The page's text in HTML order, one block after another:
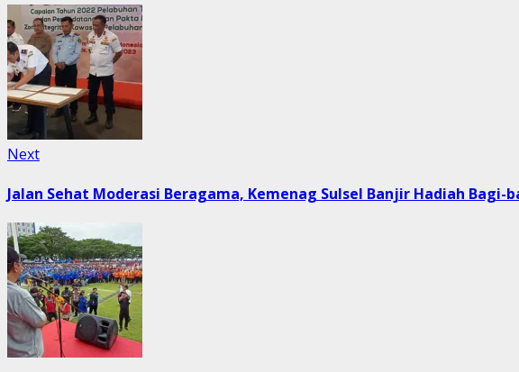
NextNext
Jalan Sehat Moderasi Beragama, Kemenag Sulsel Banjir Hadiah Bagi-